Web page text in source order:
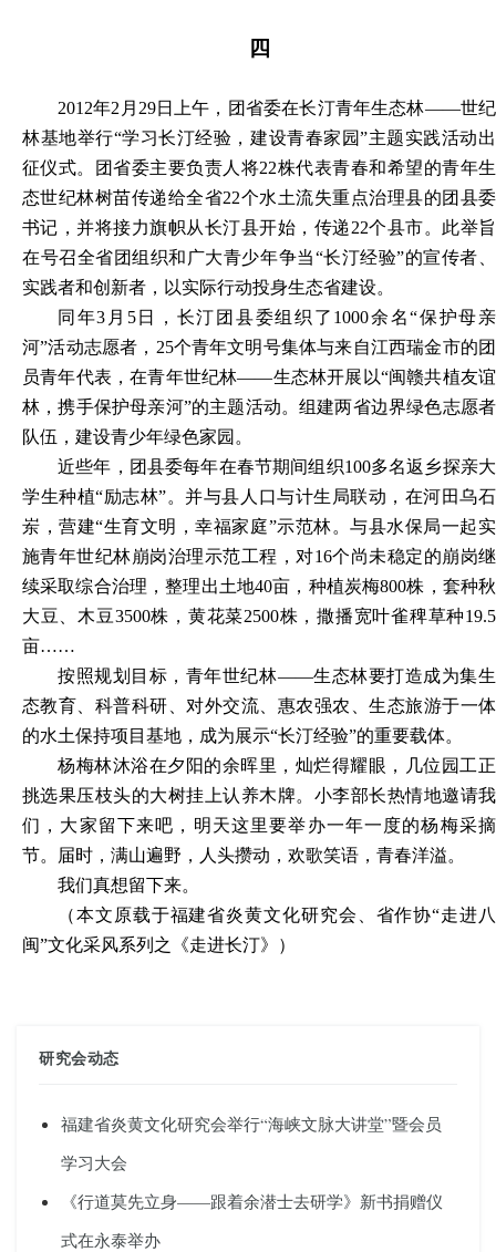
四
2012年2月29日上午，团省委在长汀青年生态林——世纪
林基地举行“学习长汀经验，建设青春家园”主题实践活动出
征仪式。团省委主要负责人将22株代表青春和希望的青年生
态世纪林树苗传递给全省22个水土流失重点治理县的团县委
书记，并将接力旗帜从长汀县开始，传递22个县市。此举旨
在号召全省团组织和广大青少年争当“长汀经验”的宣传者、
实践者和创新者，以实际行动投身生态省建设。
同年3月5日，长汀团县委组织了1000余名“保护母亲
河”活动志愿者，25个青年文明号集体与来自江西瑞金市的团
员青年代表，在青年世纪林——生态林开展以“闽赣共植友谊
林，携手保护母亲河”的主题活动。组建两省边界绿色志愿者
队伍，建设青少年绿色家园。
近些年，团县委每年在春节期间组织100多名返乡探亲大
学生种植“励志林”。并与县人口与计生局联动，在河田乌石
岽，营建“生育文明，幸福家庭”示范林。与县水保局一起实
施青年世纪林崩岗治理示范工程，对16个尚未稳定的崩岗继
续采取综合治理，整理出土地40亩，种植炭梅800株，套种秋
大豆、木豆3500株，黄花菜2500株，撒播宽叶雀稗草种19.5
亩……
按照规划目标，青年世纪林——生态林要打造成为集生
态教育、科普科研、对外交流、惠农强农、生态旅游于一体
的水土保持项目基地，成为展示“长汀经验”的重要载体。
杨梅林沐浴在夕阳的余晖里，灿烂得耀眼，几位园工正
挑选果压枝头的大树挂上认养木牌。小李部长热情地邀请我
们，大家留下来吧，明天这里要举办一年一度的杨梅采摘
节。届时，满山遍野，人头攒动，欢歌笑语，青春洋溢。
我们真想留下来。
（本文原载于福建省炎黄文化研究会、省作协“走进八
闽”文化采风系列之
《走进长汀》 ）
研究会动态
福建省炎黄文化研究会举行“海峡文脉大讲堂”暨会员
学习大会
《行道莫先立身——跟着余潜士去研学》新书捐赠仪
式在永泰举办